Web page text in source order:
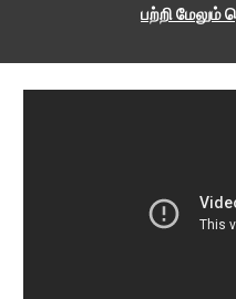
பற்றி மேலும்